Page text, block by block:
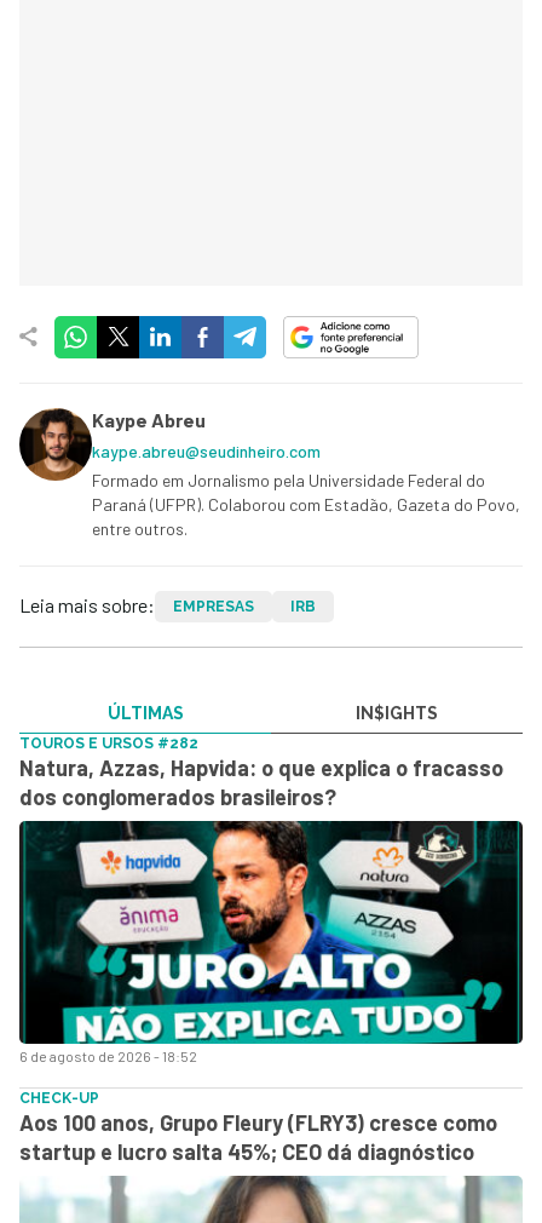
Kaype Abreu
kaype.abreu@seudinheiro.com
Formado em Jornalismo pela Universidade Federal do
Paraná (UFPR). Colaborou com Estadão, Gazeta do Povo,
entre outros.
Leia mais sobre: EMPRESAS IRB
ÚLTIMAS IN$IGHTS
6 de agosto de 2026 - 18:52
TOUROS E URSOS #282
Natura, Azzas, Hapvida: o que explica o fracasso
dos conglomerados brasileiros?
CHECK-UP
Aos 100 anos, Grupo Fleury (FLRY3) cresce como
startup e lucro salta 45%; CEO dá diagnóstico